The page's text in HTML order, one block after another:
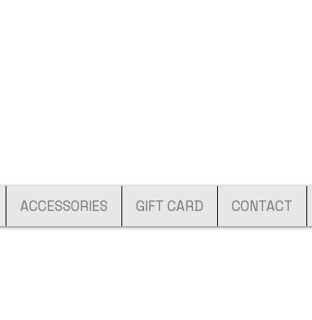
ACCESSORIES GIFT CARD CONTACT